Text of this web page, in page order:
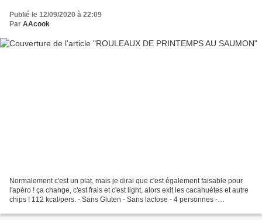
Publié le 12/09/2020 à 22:09
Par AAcook
Normalement c'est un plat, mais je dirai que c'est également faisable pour
l'apéro ! ça change, c'est frais et c'est light, alors exit les cacahuètes et autre
chips ! 112 kcal/pers. - Sans Gluten - Sans lactose - 4 personnes -